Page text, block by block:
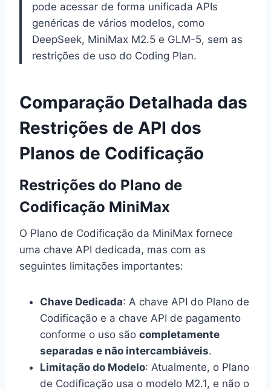
pode acessar de forma unificada APIs
genéricas de vários modelos, como
DeepSeek, MiniMax M2.5 e GLM-5, sem as
restrições de uso do Coding Plan.
Comparação Detalhada das
Restrições de API dos
Planos de Codificação
Restrições do Plano de
Codificação MiniMax
O Plano de Codificação da MiniMax fornece
uma chave API dedicada, mas com as
seguintes limitações importantes:
Chave Dedicada: A chave API do Plano de
Codificação e a chave API de pagamento
conforme o uso são completamente
separadas e não intercambiáveis.
Limitação do Modelo: Atualmente, o Plano
de Codificação usa o modelo M2.1, e não o